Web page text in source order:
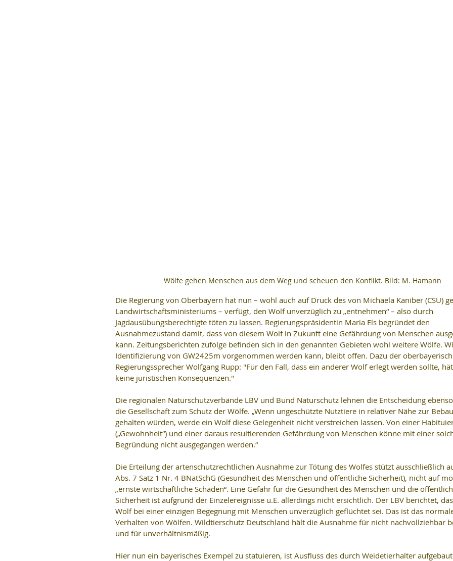
Wölfe gehen Menschen aus dem Weg und scheuen den Konflikt. Bild: M. Hamann
Die Regierung von Oberbayern hat nun – wohl auch auf Druck des von Michaela Kaniber (CSU)
Landwirtschaftsministeriums – verfügt, den Wolf unverzüglich zu „entnehmen“ – also durch
Jagdausübungsberechtigte töten zu lassen. Regierungspräsidentin Maria Els begründet den
Ausnahmezustand damit, dass von diesem Wolf in Zukunft eine Gefährdung von Menschen
kann. Zeitungsberichten zufolge befinden sich in den genannten Gebieten wohl weitere Wölfe.
Identifizierung von GW2425m vorgenommen werden kann, bleibt offen. Dazu der
Regierungssprecher Wolfgang Rupp: "Für den Fall, dass ein anderer Wolf erlegt werden sollte,
keine juristischen Konsequenzen."
Die regionalen Naturschutzverbände LBV und Bund Naturschutz lehnen die Entscheidung
die Gesellschaft zum Schutz der Wölfe. „Wenn ungeschützte Nutztiere in relativer Nähe zur
gehalten würden, werde ein Wolf diese Gelegenheit nicht verstreichen lassen. Von einer
(„Gewohnheit“) und einer daraus resultierenden Gefährdung von Menschen könne mit einer
Begründung nicht ausgegangen werden.“
Die Erteilung der artenschutzrechtlichen Ausnahme zur Tötung des Wolfes stützt ausschließlich
Abs. 7 Satz 1 Nr. 4 BNatSchG (Gesundheit des Menschen und öffentliche Sicherheit), nicht auf
„ernste wirtschaftliche Schäden“. Eine Gefahr für die Gesundheit des Menschen und die
Sicherheit ist aufgrund der Einzelereignisse u.E. allerdings nicht ersichtlich. Der LBV berichtet,
Wolf bei einer einzigen Begegnung mit Menschen unverzüglich geflüchtet sei. Das ist das
Verhalten von Wölfen. Wildtierschutz Deutschland hält die Ausnahme für nicht nachvollziehbar
und für unverhältnismäßig.
Hier nun ein bayerisches Exempel zu statuieren, ist Ausfluss des durch Weidetierhalter